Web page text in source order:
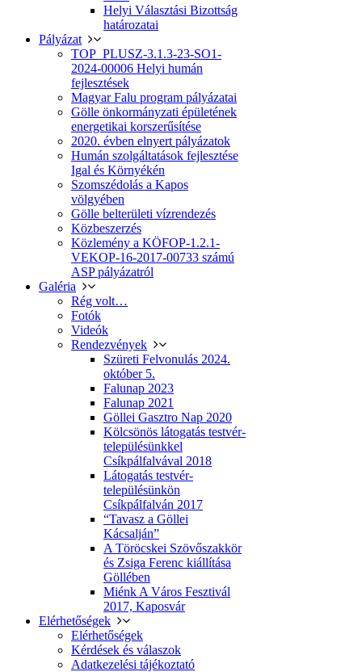
Helyi Választási Bizottság
határozatai
Pályázat
TOP_PLUSZ-3.1.3-23-SO1-
2024-00006 Helyi humán
fejlesztések
Magyar Falu program pályázatai
Gölle önkormányzati épületének
energetikai korszerűsítése
2020. évben elnyert pályázatok
Humán szolgáltatások fejlesztése
Igal és Környékén
Szomszédolás a Kapos
völgyében
Gölle belterületi vízrendezés
Közbeszerzés
Közlemény a KÖFOP-1.2.1-
VEKOP-16-2017-00733 számú
ASP pályázatról
Galéria
Rég volt…
Fotók
Videók
Rendezvények
Szüreti Felvonulás 2024.
október 5.
Falunap 2023
Falunap 2021
Göllei Gasztro Nap 2020
Kölcsönös látogatás testvér-
településünkkel
Csíkpálfalvával 2018
Látogatás testvér-
településünkön
Csíkpálfalván 2017
“Tavasz a Göllei
Kácsalján”
A Töröcskei Szövőszakkör
és Zsiga Ferenc kiállítása
Göllében
Miénk A Város Fesztivál
2017, Kaposvár
Elérhetőségek
Elérhetőségek
Kérdések és válaszok
Adatkezelési tájékoztató